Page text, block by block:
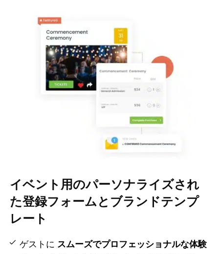
イベント用のパーソナライズされ
た登録フォームとブランドテンプ
レート
ゲストに スムーズでプロフェッショナルな体験